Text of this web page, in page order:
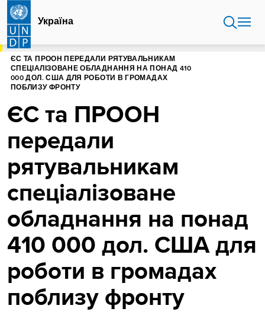
Перейти
основного
вмісту
Україна
ГОЛОВНА
ЄС ТА ПРООН ПЕРЕДАЛИ РЯТУВАЛЬНИКАМ
СПЕЦІАЛІЗОВАНЕ ОБЛАДНАННЯ НА ПОНАД 410
000 ДОЛ. США ДЛЯ РОБОТИ В ГРОМАДАХ
ПОБЛИЗУ ФРОНТУ
ЄС та ПРООН
передали
рятувальникам
спеціалізоване
обладнання на понад
410 000 дол. США для
роботи в громадах
поблизу фронту